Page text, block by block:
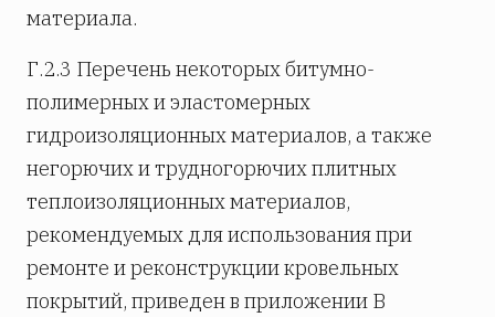
материала.
Г.2.3 Перечень некоторых битумно-
полимерных и эластомерных
гидроизоляционных материалов, а также
негорючих и трудногорючих плитных
теплоизоляционных материалов,
рекомендуемых для использования при
ремонте и реконструкции кровельных
покрытий, приведен в приложении В